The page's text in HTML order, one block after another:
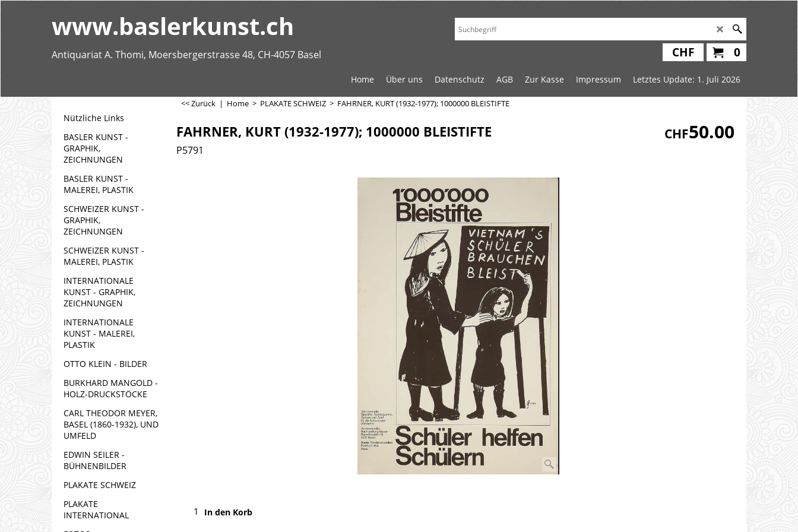
www.baslerkunst.ch
Antiquariat A. Thomi, Moersbergerstrasse 48, CH-4057 Basel 0
CHF
Home Über uns Datenschutz AGB Zur Kasse Impressum Letztes Update: 1. Juli 2026
Nützliche Links
BASLER KUNST -
GRAPHIK,
ZEICHNUNGEN
BASLER KUNST -
MALEREI, PLASTIK
SCHWEIZER KUNST -
GRAPHIK,
ZEICHNUNGEN
SCHWEIZER KUNST -
MALEREI, PLASTIK
INTERNATIONALE
KUNST - GRAPHIK,
ZEICHNUNGEN
INTERNATIONALE
KUNST - MALEREI,
PLASTIK
OTTO KLEIN - BILDER
BURKHARD MANGOLD -
HOLZ-DRUCKSTÖCKE
CARL THEODOR MEYER,
BASEL (1860-1932), UND
UMFELD
EDWIN SEILER -
BÜHNENBILDER
PLAKATE SCHWEIZ
PLAKATE
INTERNATIONAL
<< Zurück | Home > PLAKATE SCHWEIZ > FAHRNER, KURT (1932-1977); 1000000 BLEISTIFTE
FAHRNER, KURT (1932-1977); 1000000 BLEISTIFTE
P5791
CHF50.00
In den Korb